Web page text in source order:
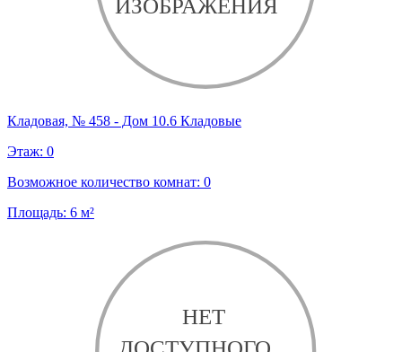
Кладовая, № 458 - Дом 10.6 Кладовые
Этаж: 0
Возможное количество комнат: 0
Площадь: 6 м²